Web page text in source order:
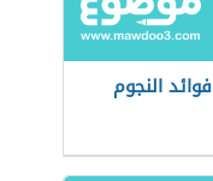
فوائد النجوم